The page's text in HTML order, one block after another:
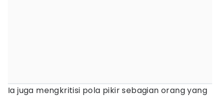
Ia juga mengkritisi pola pikir sebagian orang yang